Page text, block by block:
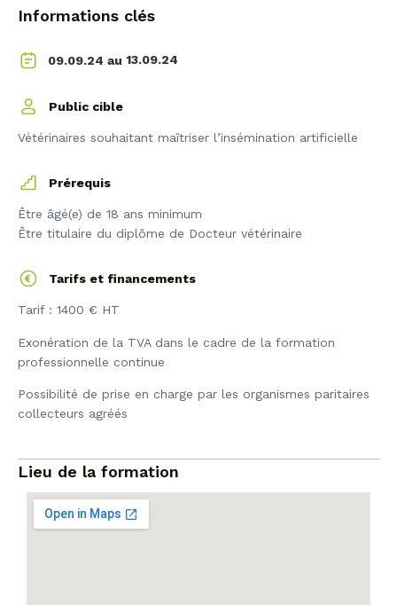
Informations clés
09.09.24 au 13.09.24
Public cible
Vétérinaires souhaitant maîtriser l’insémination artificielle
Prérequis
Être âgé(e) de 18 ans minimum
Être titulaire du diplôme de Docteur vétérinaire
Tarifs et financements
Tarif : 1400 € HT
Exonération de la TVA dans le cadre de la formation
professionnelle continue
Possibilité de prise en charge par les organismes paritaires
collecteurs agréés
Lieu de la formation